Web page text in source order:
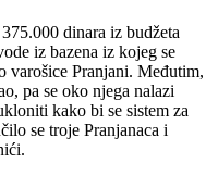
dinara iz budžeta
iz bazena iz kojeg se
varošice Pranjani. Međutim,
pa se oko njega nalazi
kako bi se sistem za
se troje Pranjanaca i